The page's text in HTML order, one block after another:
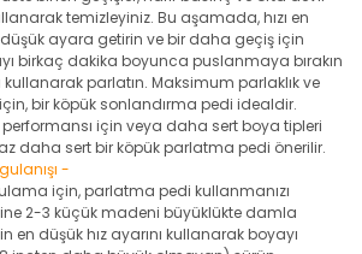
temizleyiniz. Bu aşamada, hızı en
ayara getirin ve bir daha geçiş için
birkaç dakika boyunca puslanmaya bırakın
parlatın. Maksimum parlaklık ve
bir köpük sonlandırma pedi idealdir.
için veya daha sert boya tipleri
daha sert bir köpük parlatma pedi önerilir.
-
için, parlatma pedi kullanmanızı
2-3 küçük madeni büyüklükte damla
en düşük hız ayarını kullanarak boyayı